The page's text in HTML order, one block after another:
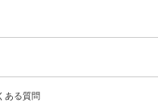
ある質問